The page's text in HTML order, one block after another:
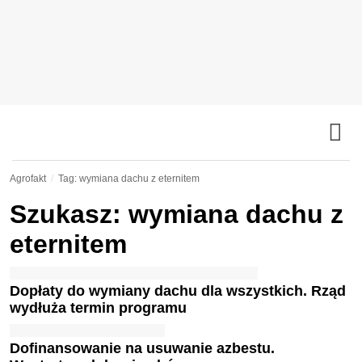
Agrofakt Tag: wymiana dachu z eternitem
Szukasz: wymiana dachu z
eternitem
Dopłaty do wymiany dachu dla wszystkich. Rząd
wydłuża termin programu
Dofinansowanie na usuwanie azbestu.